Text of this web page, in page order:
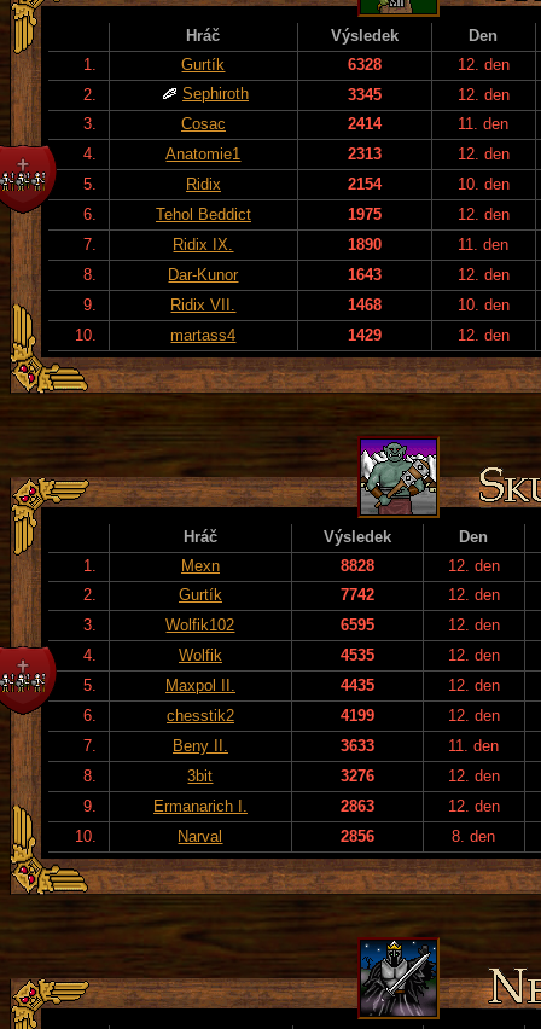
Hráč Výsledek
Den
1.
Gurtík 6328
12. den
2.
Sephiroth 3345
12. den
3.
Cosac 2414
11. den
4.
Anatomie1 2313
12. den
5.
Ridix 2154
10. den
6.
Tehol Beddict 1975
12. den
7.
Ridix IX. 1890
11. den
8.
Dar-Kunor 1643
12. den
9.
Ridix VII. 1468
10. den
10.
martass4 1429 12. den
Hráč Výsledek
Den
1.
Mexn 8828
12. den
2.
Gurtík 7742
12. den
3.
Wolfik102 6595
12. den
4.
Wolfik 4535
12. den
5.
Maxpol II. 4435
12. den
6.
chesstik2 4199
12. den
7.
Beny II. 3633
11. den
8.
3bit 3276
12. den
9.
Ermanarich I. 2863
12. den
10.
Narval 2856 8. den